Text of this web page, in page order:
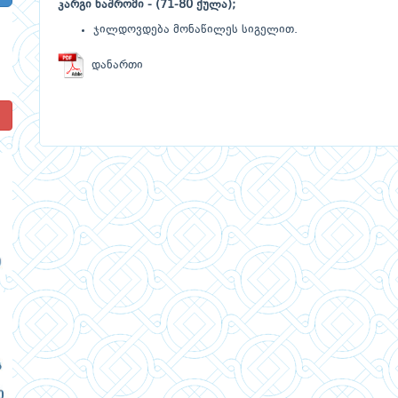
კარგი ნაშრომი - (71-80 ქულა);
ჯილდოვდება მონაწილეს სიგელით.
დანართი